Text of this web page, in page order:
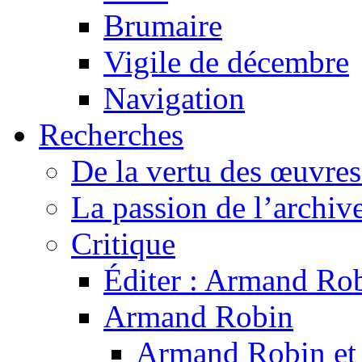
Brumaire
Vigile de décembre
Navigation
Recherches
De la vertu des
La passion de
Critique
Éditer : Armand
Armand Robin
Armand Robin